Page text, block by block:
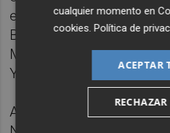
españolas (Madrid,
Burgos, Gerona), en
Maguncia, Frankfurt...) o
York).
Alfaro ha sido
cualquier momento en
cookies.Política de
ACEPTAR